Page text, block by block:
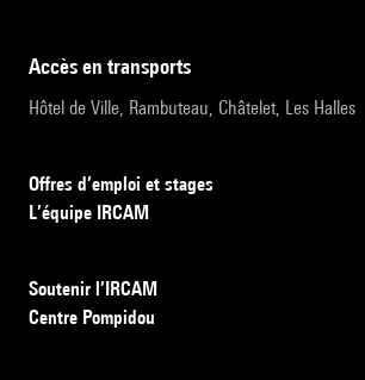
accès en transports
Hôtel de Ville, Rambuteau, Châtelet, Les Halles
Offres d’emploi et stages
L’équipe IRCAM
Soutenir l’IRCAM
Centre Pompidou